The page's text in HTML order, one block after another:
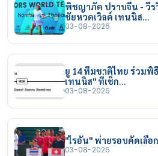
พิชญาภัค ปราบจีน - วีร
ชัยหวดเวิลด์ เทนนิส…
03-08-2026
ยู 14 ทีมชาติไทย ร่วมพิ
เทนนิส" ที่เช็ก…
03-08-2026
"ไรอัน" พ่ายรอบคัดเลือ
03-08-2026